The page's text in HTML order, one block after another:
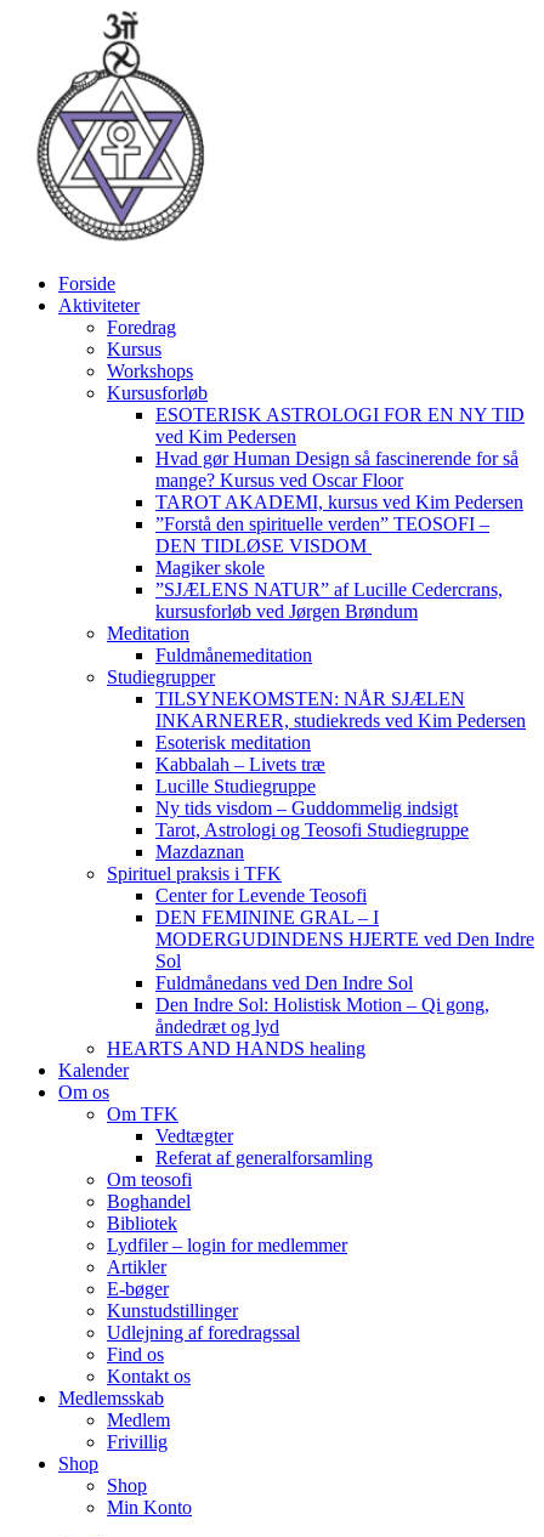
Forside
Aktiviteter
Foredrag
Kursus
Workshops
Kursusforløb
ESOTERISK ASTROLOGI FOR EN NY TID
ved Kim Pedersen
Hvad gør Human Design så fascinerende for så
mange? Kursus ved Oscar Floor
TAROT AKADEMI, kursus ved Kim Pedersen
”Forstå den spirituelle verden” TEOSOFI –
DEN TIDLØSE VISDOM
Magiker skole
”SJÆLENS NATUR” af Lucille Cedercrans,
kursusforløb ved Jørgen Brøndum
Meditation
Fuldmånemeditation
Studiegrupper
TILSYNEKOMSTEN: NÅR SJÆLEN
INKARNERER, studiekreds ved Kim Pedersen
Esoterisk meditation
Kabbalah – Livets træ
Lucille Studiegruppe
Ny tids visdom – Guddommelig indsigt
Tarot, Astrologi og Teosofi Studiegruppe
Mazdaznan
Spirituel praksis i TFK
Center for Levende Teosofi
DEN FEMININE GRAL – I
MODERGUDINDENS HJERTE ved Den Indre
Sol
Fuldmånedans ved Den Indre Sol
Den Indre Sol: Holistisk Motion – Qi gong,
åndedræt og lyd
HEARTS AND HANDS healing
Kalender
Om os
Om TFK
Vedtægter
Referat af generalforsamling
Om teosofi
Boghandel
Bibliotek
Lydfiler – login for medlemmer
Artikler
E-bøger
Kunstudstillinger
Udlejning af foredragssal
Find os
Kontakt os
Medlemsskab
Medlem
Frivillig
Shop
Shop
Min Konto